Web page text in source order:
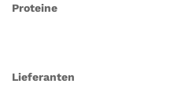
Proteine
Lieferanten